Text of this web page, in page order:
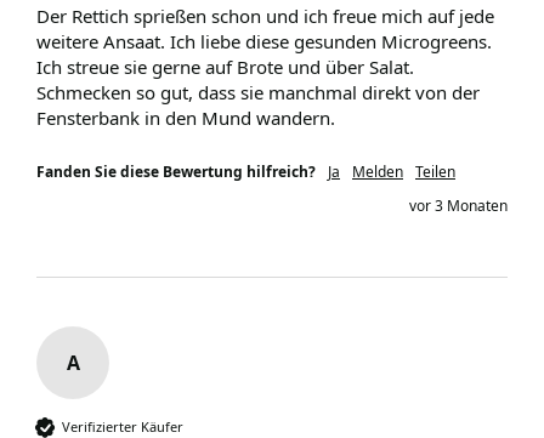
Der Rettich sprießen schon und ich freue mich auf jede
weitere Ansaat. Ich liebe diese gesunden Microgreens.
Ich streue sie gerne auf Brote und über Salat.
Schmecken so gut, dass sie manchmal direkt von der
Fensterbank in den Mund wandern.
Fanden Sie diese Bewertung hilfreich? Ja Melden Teilen
vor 3 Monaten
A
Verifizierter Käufer